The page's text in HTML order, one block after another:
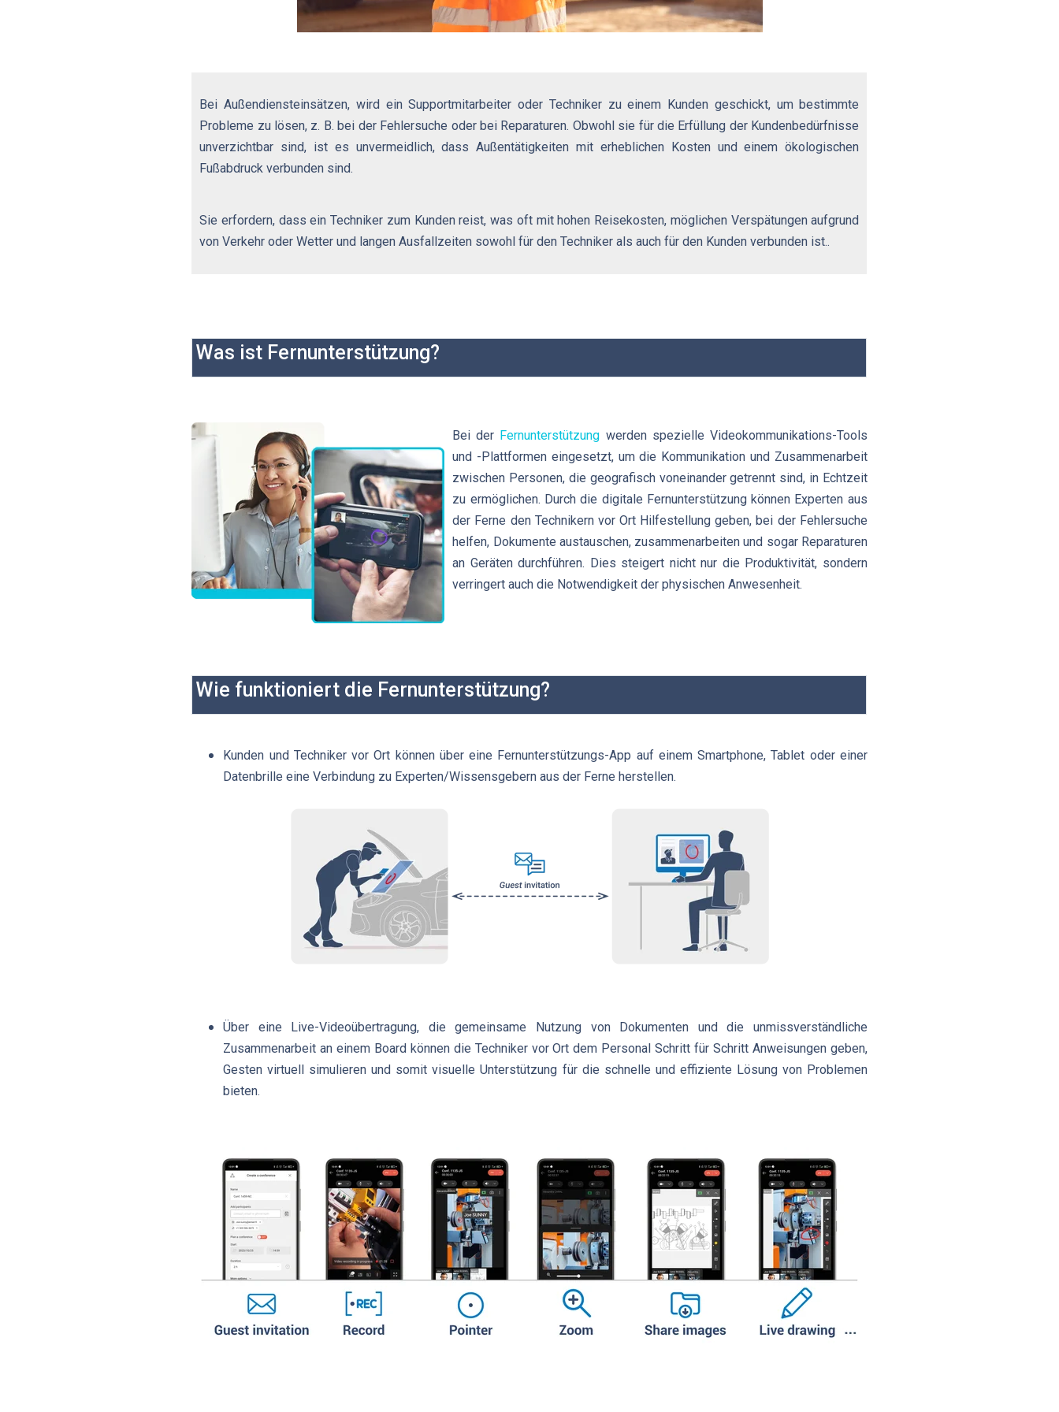
Bei Außendiensteinsätzen, wird ein Supportmitarbeiter oder Techniker zu einem Kunden geschickt, um bestimmte
Probleme zu lösen, z. B. bei der Fehlersuche oder bei Reparaturen. Obwohl sie für die Erfüllung der Kundenbedürfnisse
unverzichtbar sind, ist es unvermeidlich, dass Außentätigkeiten mit erheblichen Kosten und einem ökologischen
Fußabdruck verbunden sind.
Sie erfordern, dass ein Techniker zum Kunden reist, was oft mit hohen Reisekosten, möglichen Verspätungen aufgrund
von Verkehr oder Wetter und langen Ausfallzeiten sowohl für den Techniker als auch für den Kunden verbunden ist..
Was ist Fernunterstützung?
Bei der Fernunterstützung werden spezielle Videokommunikations-Tools
und -Plattformen eingesetzt, um die Kommunikation und Zusammenarbeit
zwischen Personen, die geografisch voneinander getrennt sind, in Echtzeit
zu ermöglichen. Durch die digitale Fernunterstützung können Experten aus
der Ferne den Technikern vor Ort Hilfestellung geben, bei der Fehlersuche
helfen, Dokumente austauschen, zusammenarbeiten und sogar Reparaturen
an Geräten durchführen. Dies steigert nicht nur die Produktivität, sondern
verringert auch die Notwendigkeit der physischen Anwesenheit.
Wie funktioniert die Fernunterstützung?
Kunden und Techniker vor Ort können über eine Fernunterstützungs-App auf einem Smartphone, Tablet oder einer
Datenbrille eine Verbindung zu Experten/Wissensgebern aus der Ferne herstellen.
Über eine Live-Videoübertragung, die gemeinsame Nutzung von Dokumenten und die unmissverständliche
Zusammenarbeit an einem Board können die Techniker vor Ort dem Personal Schritt für Schritt Anweisungen geben,
Gesten virtuell simulieren und somit visuelle Unterstützung für die schnelle und effiziente Lösung von Problemen
bieten.